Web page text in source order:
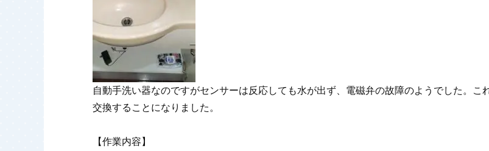
自動手洗い器なのですがセンサーは反応しても水が出ず、電磁弁の故障のようでした。
交換することになりました。
【作業内容】